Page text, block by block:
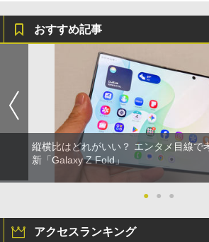
おすすめ記事
縦横比はどれがいい？ エンタメ目線で
新「Galaxy Z Fold」
● ● ●
アクセスランキング